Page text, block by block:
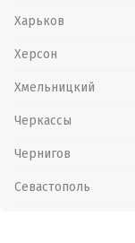
Харьков
Херсон
Хмельницкий
Черкассы
Чернигов
Севастополь